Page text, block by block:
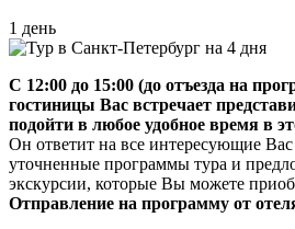
1 день
С 12:00 до 15:00 (до отъезда на
гостиницы Вас встречает
подойти в любое удобное время в
Он ответит на все интересующие
уточненные программы тура и
экскурсии, которые Вы можете
Отправление на программу от